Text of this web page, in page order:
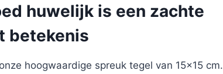
huwelijk is een zachte
betekenis
hoogwaardige spreuk tegel van 15×15 cm.